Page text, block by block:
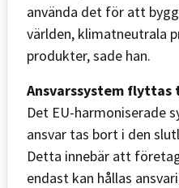
använda det för att
världen, klimatneutrala
produkter, sade han.
Ansvarssystem
Det EU-harmoniserade
ansvar tas bort i den
Detta innebär att
endast kan hållas